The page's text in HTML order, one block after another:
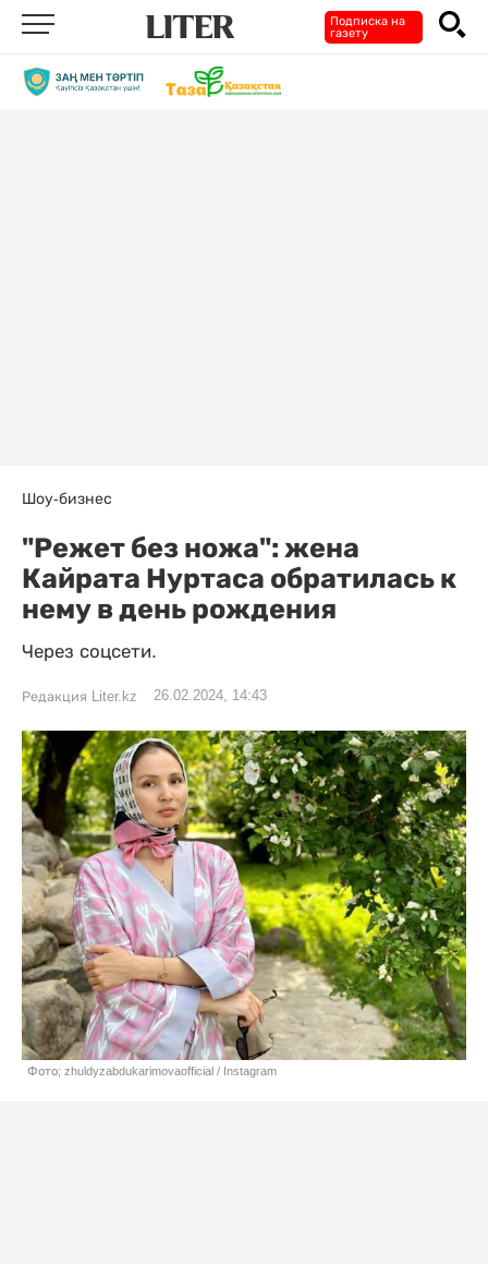
Подписка на
газету
Шоу-бизнес
"Режет без ножа": жена
Кайрата Нуртаса обратилась к
нему в день рождения
Через соцсети.
Редакция Liter.kz 26.02.2024, 14:43
Фото; zhuldyzabdukarimovaofficial / Instagram